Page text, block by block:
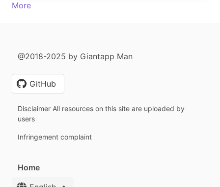
More
@2018-2025 by Giantapp Man
GitHub
Disclaimer All resources on this site are uploaded by
users
Infringement complaint
Home